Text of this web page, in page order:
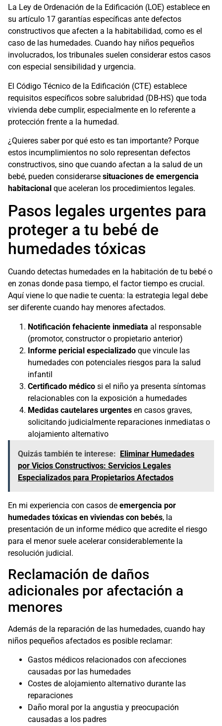
La Ley de Ordenación de la Edificación (LOE) establece en
su artículo 17 garantías específicas ante defectos
constructivos que afecten a la habitabilidad, como es el
caso de las humedades. Cuando hay niños pequeños
involucrados, los tribunales suelen considerar estos casos
con especial sensibilidad y urgencia.
El Código Técnico de la Edificación (CTE) establece
requisitos específicos sobre salubridad (DB-HS) que toda
vivienda debe cumplir, especialmente en lo referente a
protección frente a la humedad.
¿Quieres saber por qué esto es tan importante? Porque
estos incumplimientos no solo representan defectos
constructivos, sino que cuando afectan a la salud de un
bebé, pueden considerarse situaciones de emergencia
habitacional que aceleran los procedimientos legales.
Pasos legales urgentes para
proteger a tu bebé de
humedades tóxicas
Cuando detectas humedades en la habitación de tu bebé o
en zonas donde pasa tiempo, el factor tiempo es crucial.
Aquí viene lo que nadie te cuenta: la estrategia legal debe
ser diferente cuando hay menores afectados.
Notificación fehaciente inmediata al responsable
(promotor, constructor o propietario anterior)
Informe pericial especializado que vincule las
humedades con potenciales riesgos para la salud
infantil
Certificado médico si el niño ya presenta síntomas
relacionables con la exposición a humedades
Medidas cautelares urgentes en casos graves,
solicitando judicialmente reparaciones inmediatas o
alojamiento alternativo
Quizás también te interese: Eliminar Humedades
por Vicios Constructivos: Servicios Legales
Especializados para Propietarios Afectados
En mi experiencia con casos de emergencia por
humedades tóxicas en viviendas con bebés, la
presentación de un informe médico que acredite el riesgo
para el menor suele acelerar considerablemente la
resolución judicial.
Reclamación de daños
adicionales por afectación a
menores
Además de la reparación de las humedades, cuando hay
niños pequeños afectados es posible reclamar:
Gastos médicos relacionados con afecciones
causadas por las humedades
Costes de alojamiento alternativo durante las
reparaciones
Daño moral por la angustia y preocupación
causadas a los padres